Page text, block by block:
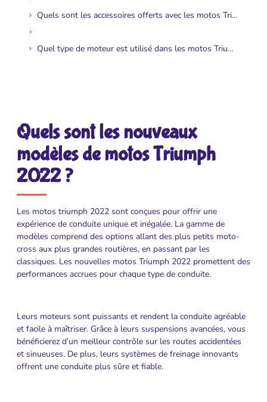
Quels sont les accessoires offerts avec les motos Triumph 2022 ?
Quel type de moteur est utilisé dans les motos Triumph 2022 ?
Quels sont les nouveaux
modèles de motos Triumph
2022 ?
Les motos triumph 2022 sont conçues pour offrir une
expérience de conduite unique et inégalée. La gamme de
modèles comprend des options allant des plus petits moto-
cross aux plus grandes routières, en passant par les
classiques. Les nouvelles motos Triumph 2022 promettent des
performances accrues pour chaque type de conduite.
Leurs moteurs sont puissants et rendent la conduite agréable
et facile à maîtriser. Grâce à leurs suspensions avancées, vous
bénéficierez d’un meilleur contrôle sur les routes accidentées
et sinueuses. De plus, leurs systèmes de freinage innovants
offrent une conduite plus sûre et fiable.